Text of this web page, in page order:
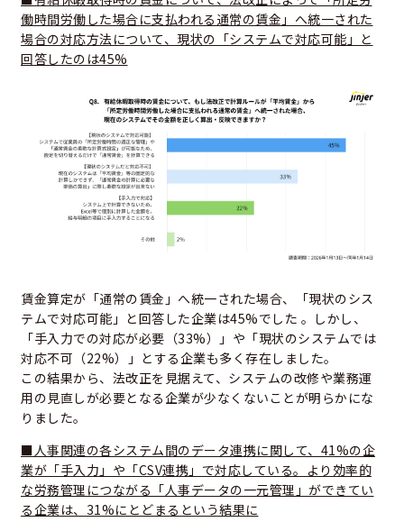
働時間労働した場合に支払われる通常の賃金」へ統一された
場合の対応方法について、現状の「システムで対応可能」と
回答したのは45%
賃金算定が「通常の賃金」へ統一された場合、「現状のシス
テムで対応可能」と回答した企業は45%でした 。しかし、
「手入力での対応が必要（33%）」や「現状のシステムでは
対応不可（22%）」とする企業も多く存在しました。
この結果から、法改正を見据えて、システムの改修や業務運
用の見直しが必要となる企業が少なくないことが明らかにな
りました。
■人事関連の各システム間のデータ連携に関して、41%の企
業が「手入力」や「CSV連携」で対応している。より効率的
な労務管理につながる「人事データの一元管理」ができてい
る企業は、31%にとどまるという結果に